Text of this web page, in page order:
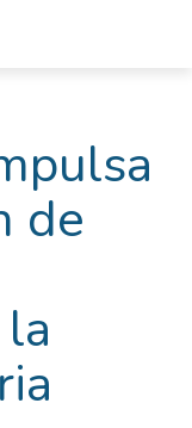
de